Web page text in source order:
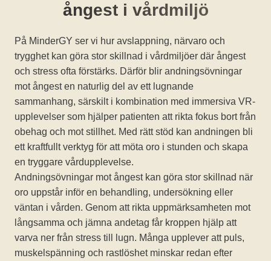
ångest i vårdmiljö
På MinderGY ser vi hur avslappning, närvaro och
trygghet kan göra stor skillnad i vårdmiljöer där ångest
och stress ofta förstärks. Därför blir andningsövningar
mot ångest en naturlig del av ett lugnande
sammanhang, särskilt i kombination med immersiva VR-
upplevelser som hjälper patienten att rikta fokus bort från
obehag och mot stillhet. Med rätt stöd kan andningen bli
ett kraftfullt verktyg för att möta oro i stunden och skapa
en tryggare vårdupplevelse.
Andningsövningar mot ångest kan göra stor skillnad när
oro uppstår inför en behandling, undersökning eller
väntan i vården. Genom att rikta uppmärksamheten mot
långsamma och jämna andetag får kroppen hjälp att
varva ner från stress till lugn. Många upplever att puls,
muskelspänning och rastlöshet minskar redan efter